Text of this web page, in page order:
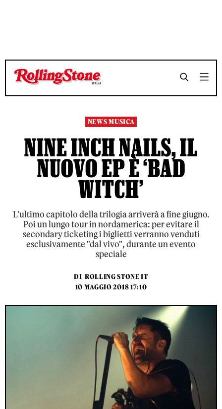
TEMPO DI LETTURA 3 MINUTI SHARE
TEMPO DI LETTURA 3 MINUTI SHARE
NEWS MUSICA
NINE INCH NAILS, IL
NUOVO EP È ‘BAD
WITCH’
L'ultimo capitolo della trilogia arriverà a fine giugno.
Poi un lungo tour in nordamerica: per evitare il
secondary ticketing i biglietti verranno venduti
esclusivamente "dal vivo", durante un evento
speciale
DI ROLLING STONE IT
10 MAGGIO 2018 17:10